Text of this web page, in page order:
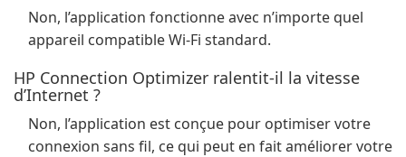
Non, l’application fonctionne avec n’importe quel
appareil compatible Wi-Fi standard.
HP Connection Optimizer ralentit-il la vitesse
d’Internet ?
Non, l’application est conçue pour optimiser votre
connexion sans fil, ce qui peut en fait améliorer votre